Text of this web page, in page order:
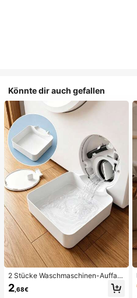
Könnte dir auch gefallen
2 Stücke Waschmaschinen-Auffan
gwanne Tropfschale, wasserdichte
Bodenschutzmatte für Waschraum,
2 ,68€